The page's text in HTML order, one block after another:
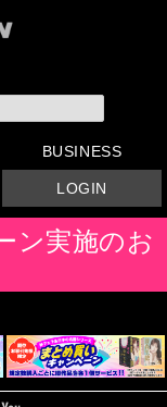
BUSINESS
会員登録
注文方法・卸売りについ
FAX注文書
カタログ
販促物配布
代理店契約について
LOGIN
ン実施のお